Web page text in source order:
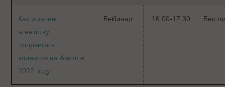
Как и зачем
агентству
продвигать
клиентов на Авито в
2022 году
Вебинар 16:00-17:30